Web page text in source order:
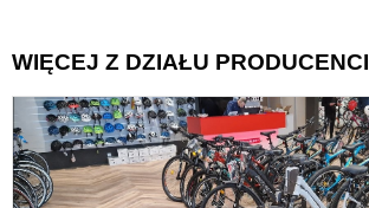
WIĘCEJ Z DZIAŁU PRODUCENCI